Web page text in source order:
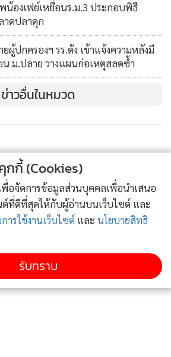
น้องเฟย์เหยื่อนร.ม.3 ประกอบพิธี
ดปลาดุก
ผู้ปกครองฯ รร.ดัง เข้าแจ้งความหลังมี
ม.ปลาย วางแผนก่อเหตุสลดซ้ำ
ข่าวอื่นในหมวด
กกี้ (Cookies)
พื่อจัดการข้อมูลส่วนบุคคลเพื่อนำเสนอ
ที่ดีที่สุดให้กับผู้อ่านบนเว็บไซต์ และ
ารใช้งานเว็บไซต์ และ นโยบายสิทธิ
รับทราบ